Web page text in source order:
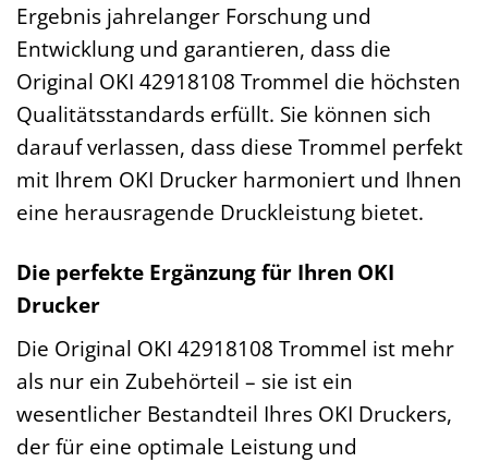
Ergebnis jahrelanger Forschung und
Entwicklung und garantieren, dass die
Original OKI 42918108 Trommel die höchsten
Qualitätsstandards erfüllt. Sie können sich
darauf verlassen, dass diese Trommel perfekt
mit Ihrem OKI Drucker harmoniert und Ihnen
eine herausragende Druckleistung bietet.
Die perfekte Ergänzung für Ihren OKI
Drucker
Die Original OKI 42918108 Trommel ist mehr
als nur ein Zubehörteil – sie ist ein
wesentlicher Bestandteil Ihres OKI Druckers,
der für eine optimale Leistung und